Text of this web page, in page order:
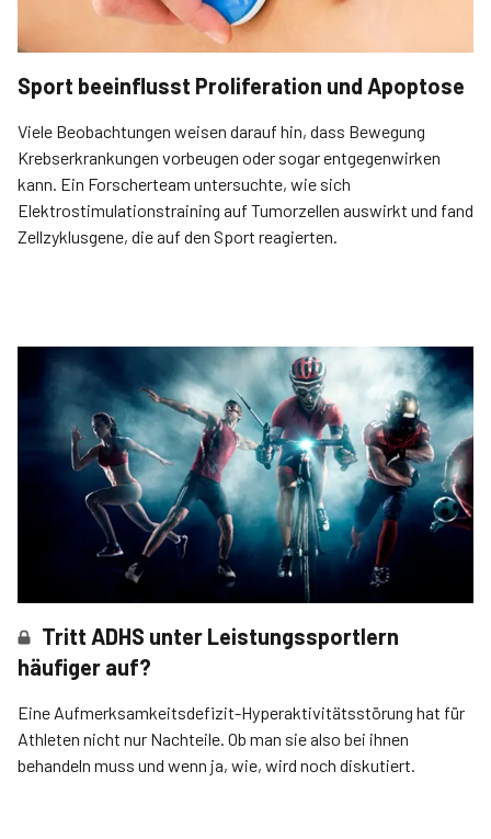
Sport beeinflusst Proliferation und Apoptose
Viele Beobachtungen weisen darauf hin, dass Bewegung
Krebserkrankungen vorbeugen oder sogar entgegenwirken
kann. Ein Forscherteam untersuchte, wie sich
Elektrostimulationstraining auf Tumorzellen auswirkt und fand
Zellzyklusgene, die auf den Sport reagierten.
Tritt ADHS unter Leistungssportlern
häufiger auf?
Eine Aufmerksamkeitsdefizit-Hyperaktivitätsstörung hat für
Athleten nicht nur Nachteile. Ob man sie also bei ihnen
behandeln muss und wenn ja, wie, wird noch diskutiert.